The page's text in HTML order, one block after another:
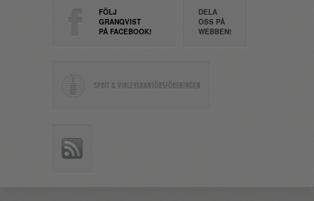
FÖLJ
GRANQVIST
PÅ FACEBOOK!
DELA
OSS PÅ
WEBBEN!